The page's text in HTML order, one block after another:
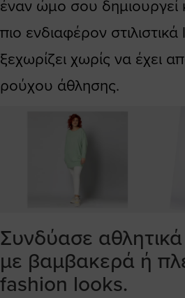
έναν ώμο σου δημιουργεί
πιο ενδιαφέρον
ξεχωρίζει χωρίς να έχει
ρούχου άθλησης.
Συνδύασε
με βαμβακερά ή
fashion looks.